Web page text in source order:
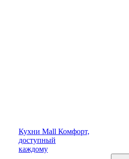
Кухни Mall Комфорт,
доступный
каждому